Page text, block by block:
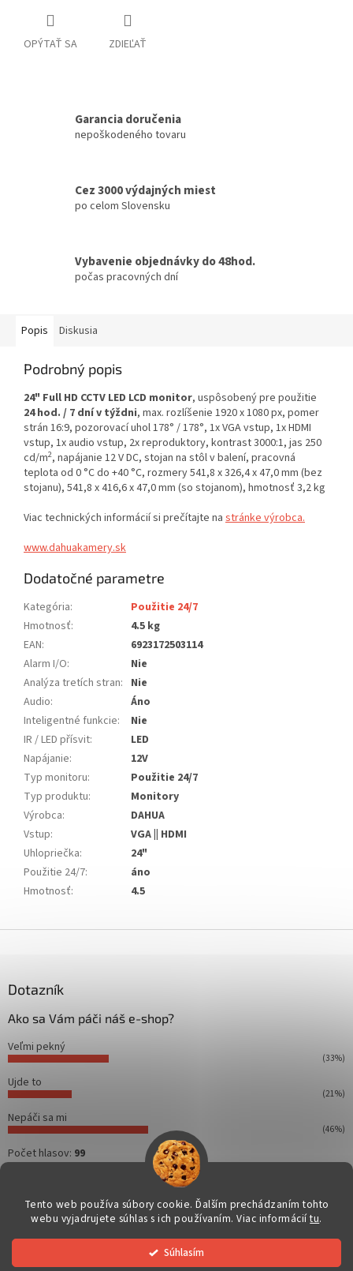
Tento web používa súbory cookie. Ďalším prechádzaním tohto
webu vyjadrujete súhlas s ich používaním. Viac informáciítu.
Súhlasím
OPÝTAŤ SA ZDIEĽAŤ
Garancia doručenia
nepoškodeného tovaru
Cez 3000 výdajných miest
po celom Slovensku
Vybavenie objednávky do 48hod.
počas pracovných dní
Popis Diskusia
Podrobný popis
24" Full HD CCTV LED LCD monitor, uspôsobený pre použitie
24 hod. / 7 dní v týždni, max. rozlíšenie 1920 x 1080 px, pomer
strán 16:9, pozorovací uhol 178° / 178°, 1x VGA vstup, 1x HDMI
vstup, 1x audio vstup, 2x reproduktory, kontrast 3000:1, jas 250
cd/m2, napájanie 12 V DC, stojan na stôl v balení, pracovná
teplota od 0 °C do +40 °C, rozmery 541,8 x 326,4 x 47,0 mm (bez
stojanu), 541,8 x 416,6 x 47,0 mm (so stojanom), hmotnosť 3,2 kg
Viac technických informácií si prečítajte na stránke výrobca.
www.dahuakamery.sk
Dodatočné parametre
Kategória:
Použitie 24/7
Hmotnosť:
4.5 kg
EAN:
6923172503114
Alarm I/O:
Nie
Analýza tretích stran: Nie
Audio:
Áno
Inteligentné funkcie:
Nie
IR / LED přísvit:
LED
Napájanie:
12V
Typ monitoru:
Použitie 24/7
Typ produktu:
Monitory
Výrobca:
DAHUA
Vstup:
VGA || HDMI
Uhlopriečka:
24"
Použitie 24/7:
áno
Hmotnosť: 4.5
Dotazník
Ako sa Vám páči náš e-shop?
Veľmi pekný
(33%)
Ujde to
(21%)
Nepáči sa mi
(46%)
Počet hlasov: 99
Vytvoril Shoptet